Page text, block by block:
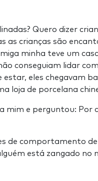
Quero dizer
as crianças são
minha teve um
conseguiam lidar
estar, eles chegavam
loja de porcelana
mim e perguntou: Por
de comportamento
está zangado no